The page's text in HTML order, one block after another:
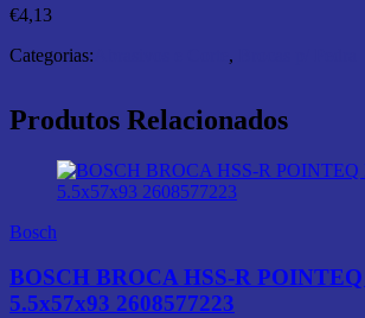
€4,13
Categorias:
,
Produtos Relacionados
Bosch
BOSCH BROCA HSS-R
5.5x57x93 2608577223